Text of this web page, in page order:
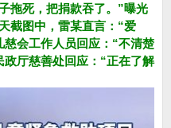
拖死，把捐款吞了。”曝光
截图中，雷某直言：“爱
会工作人员回应：“不清楚
厅慈善处回应：“正在了解